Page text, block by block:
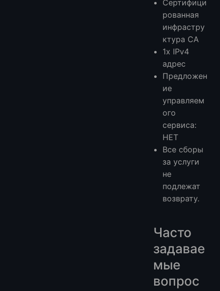
Сертифици
рованная
инфрастру
ктура CA
1x IPv4
адрес
Предложен
ие
управляем
ого
сервиса:
НЕТ
Все сборы
за услуги
не
подлежат
возврату.
Часто
задавае
мые
вопрос